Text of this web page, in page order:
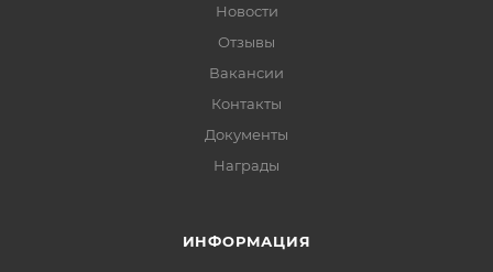
Новости
Отзывы
Вакансии
Контакты
Документы
Награды
ИНФОРМАЦИЯ